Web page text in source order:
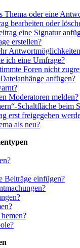
Thema oder eine
bearbeiten oder
eine Signatur
erstellen?
ich eine Umfrage?
Foren nicht
anfügen?
Moderatoren melden?
Schaltfläche beim
erst freigegeben
als neu?
Beiträge einfügen?